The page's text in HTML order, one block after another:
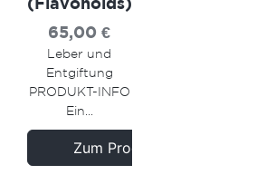
65,00€
Leber und
Entgiftung
PRODUKT-INFO
Ein...
Zum Produkt